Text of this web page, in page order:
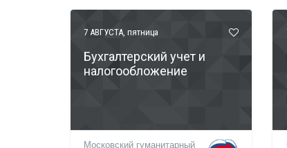
7 АВГУСТА , пятница
Бухгалтерский учет и
налогообложение
Московский гуманитарный